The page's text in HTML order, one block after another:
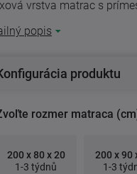
vrstva matrac s
popis
produktu
rozmer matraca
200 x 80 x 20
1-3 týdnů
200 x 90
1-3